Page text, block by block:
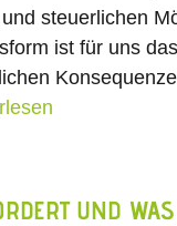
steuerlichen
ist für uns
UND